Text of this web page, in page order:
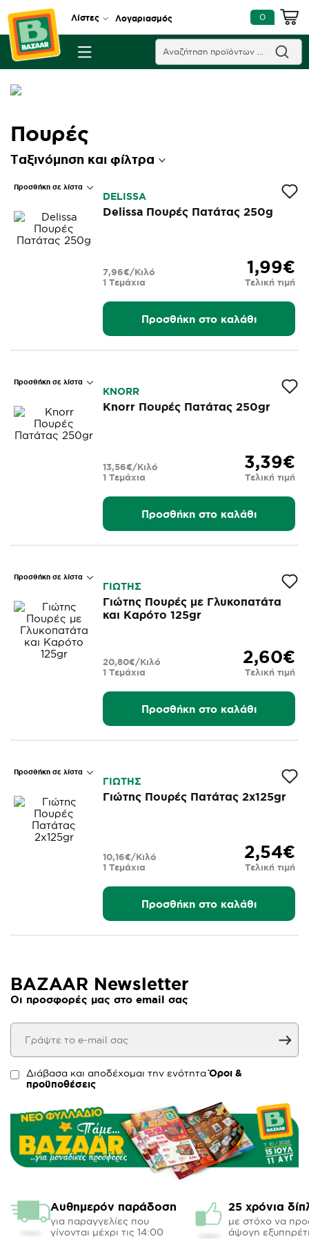
Λίστες Λογαριασμός 0
Πουρές
Ταξινόμηση και φίλτρα
Προσθήκη σε λίστα
DELISSA
Delissa Πουρές Πατάτας 250g
1,99€
Τελική τιμή
1 Τεμάχια
7,96€/Κιλό
Προσθήκη στο καλάθι
Προσθήκη σε λίστα
KNORR
Knorr Πουρές Πατάτας 250gr
3,39€
Τελική τιμή
1 Τεμάχια
13,56€/Κιλό
Προσθήκη στο καλάθι
Προσθήκη σε λίστα
ΓΙΩΤΗΣ
Γιώτης Πουρές με Γλυκοπατάτα
και Καρότο 125gr
2,60€
Τελική τιμή
1 Τεμάχια
20,80€/Κιλό
Προσθήκη στο καλάθι
Προσθήκη σε λίστα
ΓΙΩΤΗΣ
Γιώτης Πουρές Πατάτας 2x125gr
2,54€
Τελική τιμή
1 Τεμάχια
10,16€/Κιλό
Προσθήκη στο καλάθι
BAZAAR Newsletter
Οι προσφορές μας στο email σας
Διάβασα και αποδέχομαι την ενότηταΌροι &
προϋποθέσεις
Αυθημερόν παράδοση
για παραγγελίες που
γίνονται μέχρι τις 14:00
25 χρόνια
με στόχο να
άψογη